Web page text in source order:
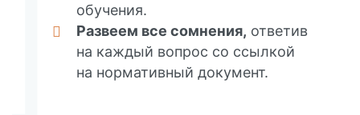
обучения.
Развеем все сомнения, ответив
на каждый вопрос со ссылкой
на нормативный документ.